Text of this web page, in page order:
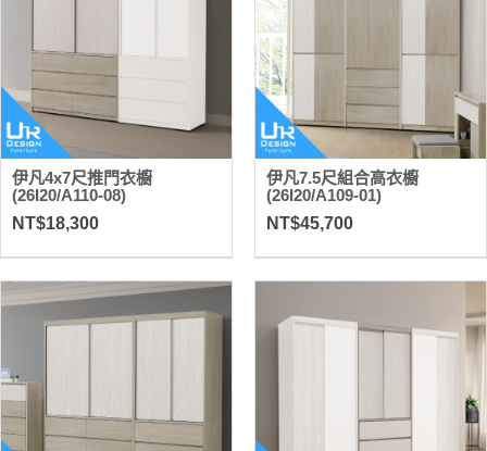
伊凡4x7尺推門衣櫥
(26I20/A110-08)
NT$18,300
伊凡7.5尺組合高衣櫥
(26I20/A109-01)
NT$45,700